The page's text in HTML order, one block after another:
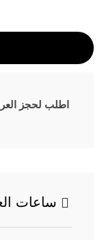
اطلب لحجز
ساعات